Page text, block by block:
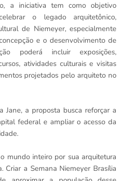
a iniciativa tem como objetivo
o legado arquitetônico,
de Niemeyer, especialmente
e o desenvolvimento de
poderá incluir exposições,
atividades culturais e visitas
projetados pelo arquiteto no
Jane, a proposta busca reforçar a
federal e ampliar o acesso da
mundo inteiro por sua arquitetura
Criar a Semana Niemeyer Brasília